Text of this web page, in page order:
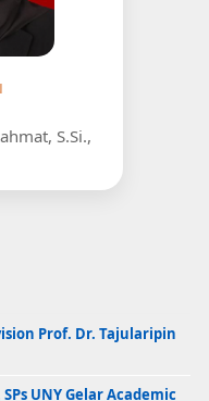
S.Si.,
Prof. Dr. Tajularipin
UNY Gelar Academic